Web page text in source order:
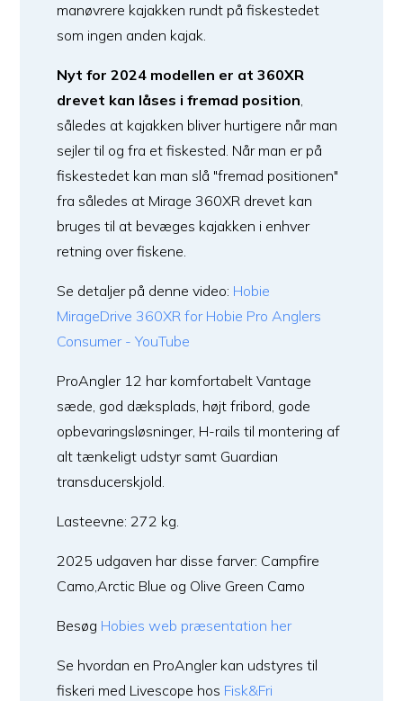
manøvrere kajakken rundt på fiskestedet
som ingen anden kajak.
Nyt for 2024 modellen er at 360XR
drevet kan låses i fremad position,
således at kajakken bliver hurtigere når man
sejler til og fra et fiskested. Når man er på
fiskestedet kan man slå "fremad positionen"
fra således at Mirage 360XR drevet kan
bruges til at bevæges kajakken i enhver
retning over fiskene.
Se detaljer på denne video: Hobie
MirageDrive 360XR for Hobie Pro Anglers
Consumer - YouTube
ProAngler 12 har komfortabelt Vantage
sæde, god dæksplads, højt fribord, gode
opbevaringsløsninger, H-rails til montering af
alt tænkeligt udstyr samt Guardian
transducerskjold.
Lasteevne: 272 kg.
2025 udgaven har disse farver: Campfire
Camo,Arctic Blue og Olive Green Camo
Besøg Hobies web præsentation her
Se hvordan en ProAngler kan udstyres til
fiskeri med Livescope hos Fisk&Fri